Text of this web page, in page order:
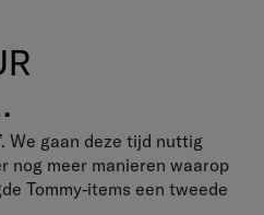
We gaan deze tijd nuttig
nog meer manieren waarop
Tommy-items een tweede